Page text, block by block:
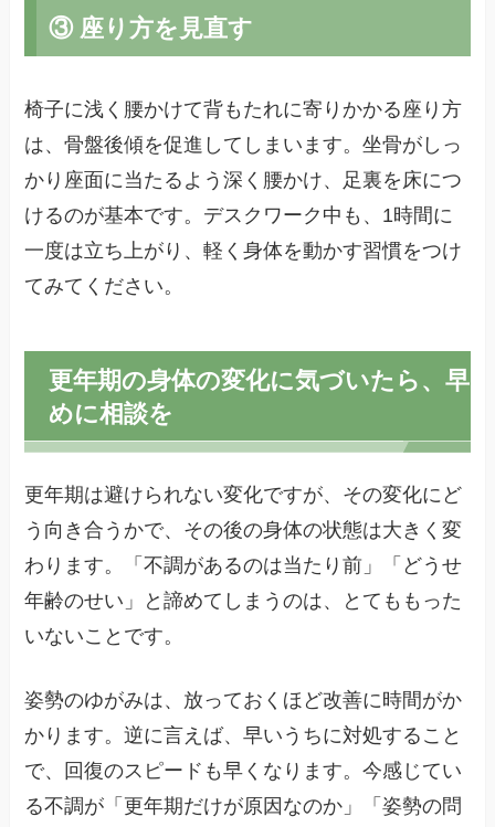
③ 座り方を見直す
椅子に浅く腰かけて背もたれに寄りかかる座り方
は、骨盤後傾を促進してしまいます。坐骨がしっ
かり座面に当たるよう深く腰かけ、足裏を床につ
けるのが基本です。デスクワーク中も、1時間に
一度は立ち上がり、軽く身体を動かす習慣をつけ
てみてください。
更年期の身体の変化に気づいたら、早
めに相談を
更年期は避けられない変化ですが、その変化にど
う向き合うかで、その後の身体の状態は大きく変
わります。「不調があるのは当たり前」「どうせ
年齢のせい」と諦めてしまうのは、とてももった
いないことです。
姿勢のゆがみは、放っておくほど改善に時間がか
かります。逆に言えば、早いうちに対処すること
で、回復のスピードも早くなります。今感じてい
る不調が「更年期だけが原因なのか」「姿勢の問